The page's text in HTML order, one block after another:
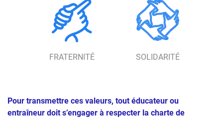
FRATERNITÉ SOLIDARITÉ
Pour transmettre ces valeurs, tout éducateur ou
entraîneur doit s’engager à respecter la charte de